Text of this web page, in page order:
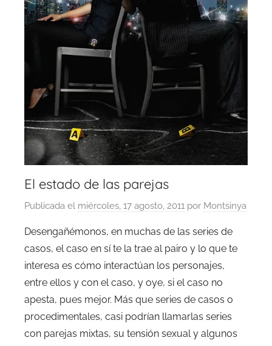
El estado de las parejas
Publicada el miércoles, 17 agosto, 2011 por Montsinya
Desengañémonos, en muchas de las series de
casos, el caso en sí te la trae al pairo y lo que te
interesa es cómo interactúan los personajes,
entre ellos y con el caso, y oye, si el caso no
apesta, pues mejor. Más que series de casos o
procedimentales, casi podrían llamarlas series
con parejas mixtas, su tensión sexual y algunos